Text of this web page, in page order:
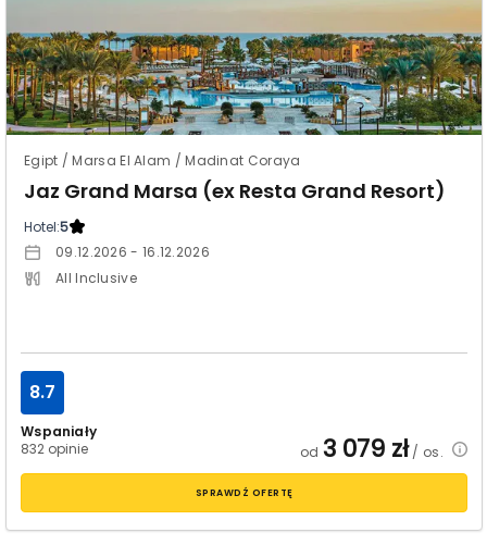
Egipt / Marsa El Alam / Madinat Coraya
Jaz Grand Marsa (ex Resta Grand Resort)
Hotel:5
09.12.2026 - 16.12.2026
All Inclusive
Wspaniały
832 opinie
8.7
od 3 079 zł/ os.
SPRAWDŹ OFERTĘ